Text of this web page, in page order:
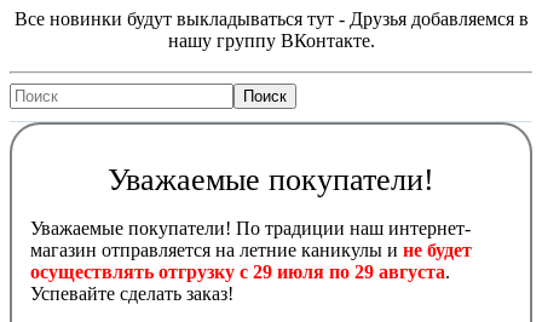
Все новинки будут выкладываться тут - Друзья добавляемся в
нашу группу ВКонтакте.
Уважаемые покупатели!
Уважаемые покупатели! По традиции наш интернет-
магазин отправляется на летние каникулы и не будет
осуществлять отгрузку с 29 июля по 29 августа.
Успевайте сделать заказ!